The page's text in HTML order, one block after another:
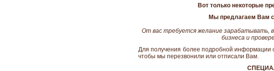
Вот только некоторые
Мы предлагаем Вам
От вас требуется желание зарабатывать,
бизнеса и
Для получения более подробной информации
чтобы мы перезвонили или отписали Вам.